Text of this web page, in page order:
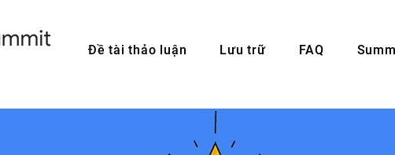
Đề tài thảo luận Lưu trữ FAQ